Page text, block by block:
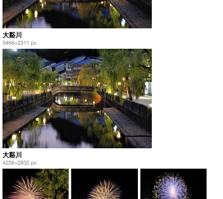
大谿川
3466×2311 px
大谿川
4256×2832 px